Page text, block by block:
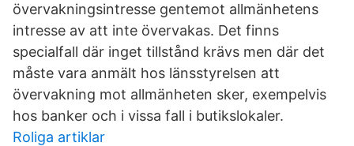
övervakningsintresse gentemot allmänhetens
intresse av att inte övervakas. Det finns
specialfall där inget tillstånd krävs men där det
måste vara anmält hos länsstyrelsen att
övervakning mot allmänheten sker, exempelvis
hos banker och i vissa fall i butikslokaler.
Roliga artiklar